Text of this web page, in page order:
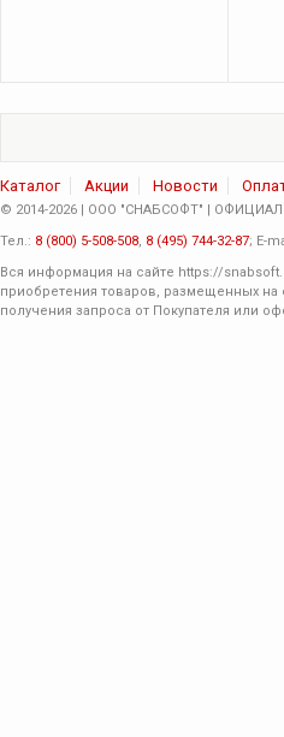
Каталог Акции Новости
© 2014-2026 | ООО "СНАБСОФТ" |
Тел.: 8 (800) 5-508-508, 8 (495) 744-32-87; E-
Вся информация на сайте https://
приобретения товаров, размещенных на
получения запроса от Покупателя или